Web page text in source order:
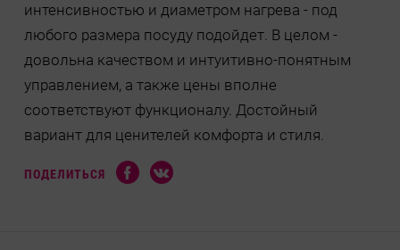
интенсивностью и диаметром нагрева - под
любого размера посуду подойдет. В целом -
довольна качеством и интуитивно-понятным
управлением, а также цены вполне
соответствуют функционалу. Достойный
вариант для ценителей комфорта и стиля.
ПОДЕЛИТЬСЯ